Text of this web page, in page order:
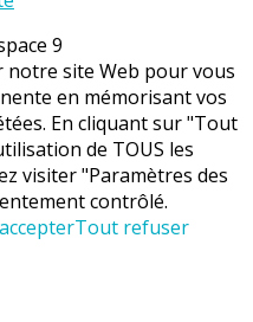
9
notre site Web pour vous
en mémorisant vos
En cliquant sur "Tout
de TOUS les
visiter "Paramètres des
contrôlé.
Tout refuser